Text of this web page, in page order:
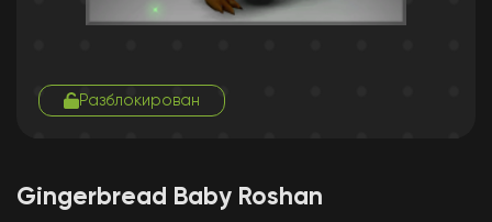
Разблокирован
Gingerbread Baby Roshan